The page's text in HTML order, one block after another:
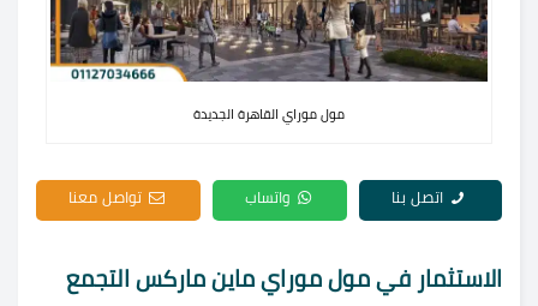
مول موراي القاهرة الجديدة
اتصل بنا واتساب تواصل معنا
الاستثمار في مول موراي ماين ماركس التجمع